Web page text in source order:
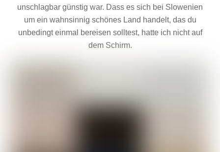
unschlagbar günstig war. Dass es sich bei Slowenien
um ein wahnsinnig schönes Land handelt, das du
unbedingt einmal bereisen solltest, hatte ich nicht auf
dem Schirm.